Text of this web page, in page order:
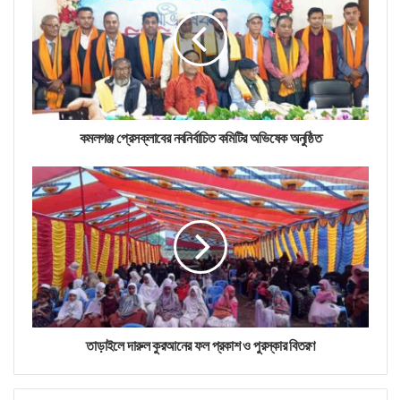
কমলগঞ্জ প্রেসক্লাবের নবনির্বাচিত কমিটির অভিষেক অনুষ্ঠিত
তাড়াইলে দারুল কুরআনের ফল প্রকাশ ও পুরস্কার বিতরণ